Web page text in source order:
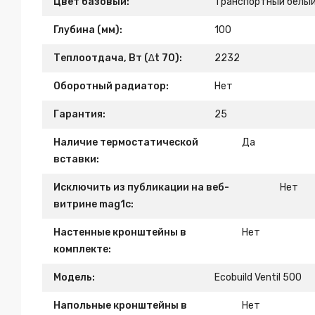
Глубина (мм): 100
Теплоотдача, Вт (∆t 70): 2232
Оборотный радиатор: Нет
Гарантия: 25
Наличие термостатической
вставки:
Да
Исключить из публикации на веб-
витрине mag1c:
Нет
Настенные кронштейны в
комплекте:
Нет
Модель: Ecobuild Ventil 500
Напольные кронштейны в Нет